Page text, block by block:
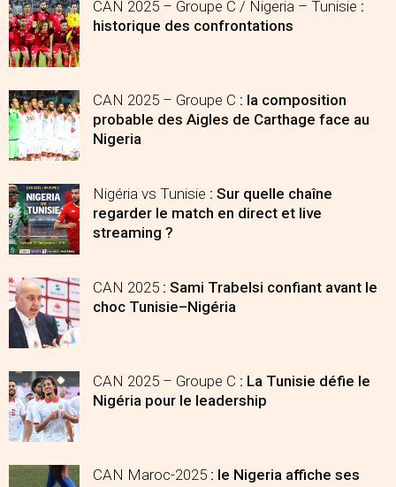
CAN 2025 – Groupe C / Nigeria – Tunisie :
historique des confrontations
CAN 2025 – Groupe C : la composition
probable des Aigles de Carthage face au
Nigeria
Nigéria vs Tunisie : Sur quelle chaîne
regarder le match en direct et live
streaming ?
CAN 2025 : Sami Trabelsi confiant avant le
choc Tunisie–Nigéria
CAN 2025 – Groupe C : La Tunisie défie le
Nigéria pour le leadership
CAN Maroc-2025 : le Nigeria affiche ses